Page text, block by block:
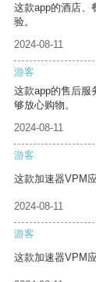
这款app的酒店、
验。
2024-08-11
游客
这款app的售后服
够放心购物。
2024-08-11
游客
这款加速器VPM
2024-08-11
游客
这款加速器VPM